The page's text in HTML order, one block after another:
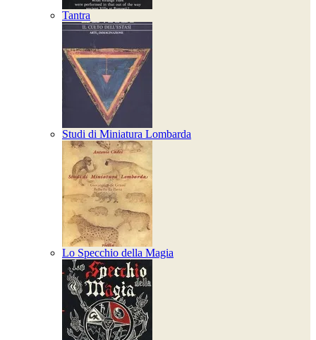
Tantra
Studi di Miniatura Lombarda
Lo Specchio della Magia